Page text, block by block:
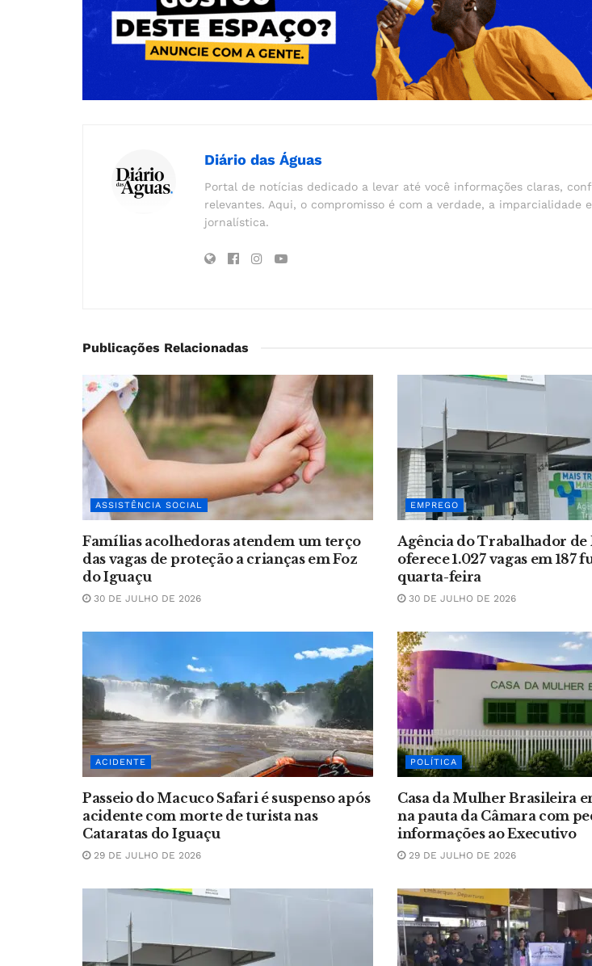
Diário das Águas
Portal de notícias dedicado a levar até você informações claras,
relevantes. Aqui, o compromisso é com a verdade, a imparcialidade
jornalística.
Publicações Relacionadas
ASSISTÊNCIA SOCIAL
Famílias acolhedoras atendem um terço
das vagas de proteção a crianças em Foz
do Iguaçu
30 DE JULHO DE 2026
EMPREGO
Agência do Trabalhador de
oferece 1.027 vagas em 187
quarta-feira
30 DE JULHO DE 2026
ACIDENTE
Passeio do Macuco Safari é suspenso após
acidente com morte de turista nas
Cataratas do Iguaçu
29 DE JULHO DE 2026
POLÍTICA
Casa da Mulher Brasileira
na pauta da Câmara com
informações ao Executivo
29 DE JULHO DE 2026